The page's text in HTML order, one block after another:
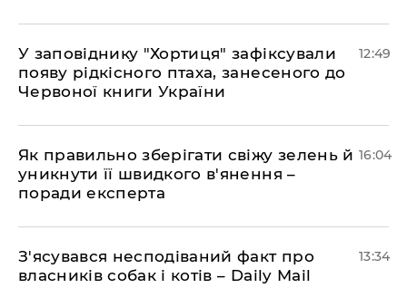
У заповіднику "Хортиця" зафіксували
появу рідкісного птаха, занесеного до
Червоної книги України
12:49
Як правильно зберігати свіжу зелень й
уникнути її швидкого в'янення –
поради експерта
16:04
З'ясувався несподіваний факт про
власників собак і котів – Daily Mail
13:34